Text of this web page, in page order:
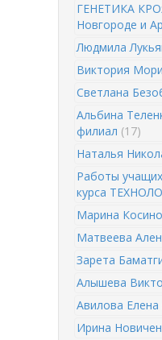
ГЕНЕТИКА
Новгороде и
Людмила
Виктория
Светлана
Альбина
филиал (17)
Наталья
Работы
курса
Марина
Матвеева
Зарета
Алышева
Авилова Елена
Ирина